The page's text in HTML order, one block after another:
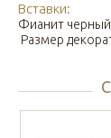
Вставки:
Фианит
Размер